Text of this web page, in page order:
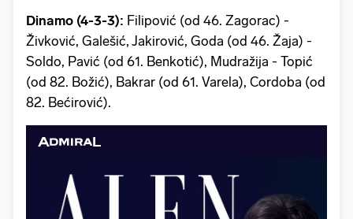
Dinamo (4-3-3): Filipović (od 46. Zagorac) -
Živković, Galešić, Jakirović, Goda (od 46. Žaja) -
Soldo, Pavić (od 61. Benkotić), Mudražija - Topić
(od 82. Božić), Bakrar (od 61. Varela), Cordoba (od
82. Bećirović).